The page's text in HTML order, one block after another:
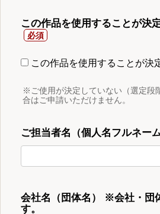
この作品を使用することが決
この作品を使用することが決
※ご使用が決定していない（選定段
合はご申請いただけません。
ご担当者名（個人名フルネーム
会社名（団体名） ※会社・団
す。